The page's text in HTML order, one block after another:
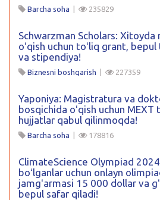
Barcha soha | 235829
Schwarzman Scholars:
oʻqish uchun toʻliq grant,
va stipendiya!
Biznesni boshqarish | 227359
Yaponiya: Magistratura va
bosqichida oʻqish uchun MEXT
hujjatlar qabul qilinmoqda!
Barcha soha | 178816
ClimateScience Olympiad
boʻlganlar uchun onlayn
jamgʻarmasi 15 000 dollar va
bepul safar qiladi!